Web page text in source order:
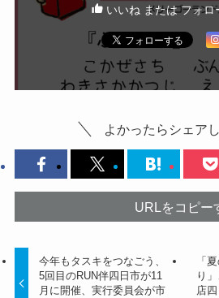
いいね または フォロ
よかったらシェア
URLをコピー
今年もタスキをつなごう、
5回目のRUN伴四日市が11
月に開催、実行委員会が市
「
り
店